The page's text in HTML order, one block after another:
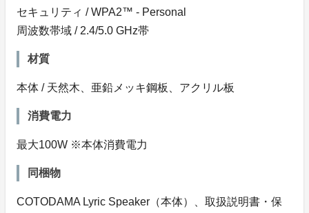
セキュリティ / WPA2™ - Personal
周波数帯域 / 2.4/5.0 GHz帯
材質
本体 / 天然木、亜鉛メッキ鋼板、アクリル板
消費電力
最大100W ※本体消費電力
同梱物
COTODAMA Lyric Speaker（本体）、取扱説明書・保